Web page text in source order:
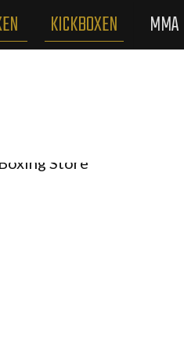
KICKBOXEN MMA